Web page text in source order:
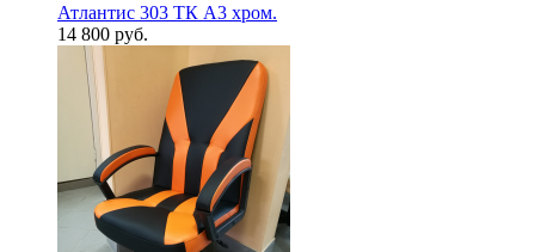
Атлантис 303 ТК А3 хром.
14 800 руб.